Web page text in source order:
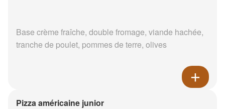
Base crème fraîche, double fromage, viande hachée,
tranche de poulet, pommes de terre, olives
Pizza américaine junior